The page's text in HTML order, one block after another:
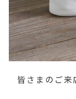
皆さまのご来